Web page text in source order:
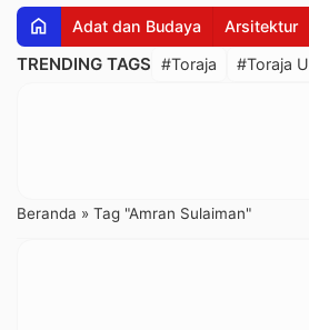
home Adat dan Budaya Arsitektur
TRENDING TAGS #Toraja #Toraja
Beranda » Tag "Amran Sulaiman"